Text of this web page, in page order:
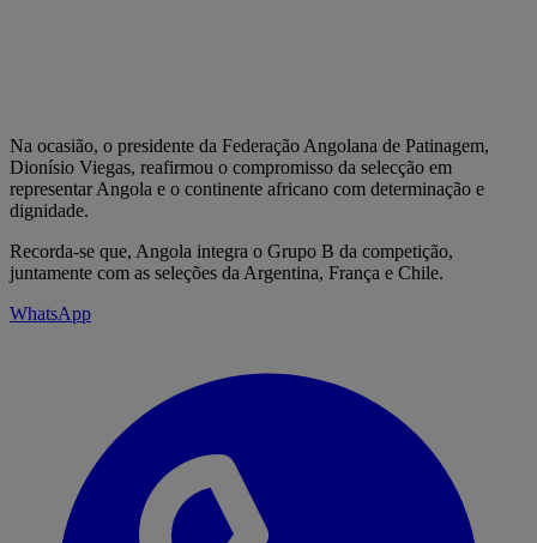
Na ocasião, o presidente da Federação Angolana de Patinagem,
Dionísio Viegas, reafirmou o compromisso da selecção em
representar Angola e o continente africano com determinação e
dignidade.
Recorda-se que, Angola integra o Grupo B da competição,
juntamente com as seleções da Argentina, França e Chile.
WhatsApp